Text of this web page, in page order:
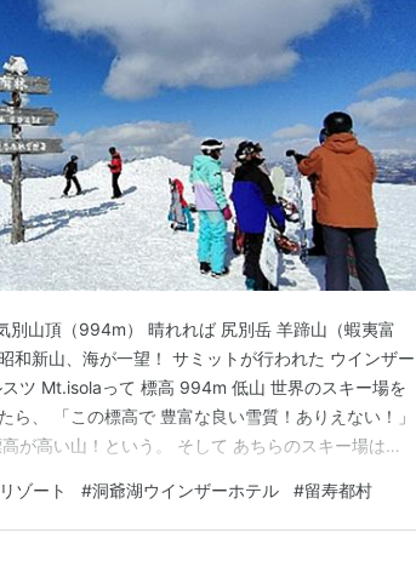
別山頂（994m） 晴れれば 尻別岳 羊蹄山（蝦夷富
和新山、海が一望！ サミットが行われた ウインザー
ツ Mt.isolaって 標高 994m 低山 世界のスキー場を
ら、 「この標高で 豊富な良い雪質！ありえない！」
が高い山！という。 そして あちらのスキー場は
は 北海道みたいな雪質っていう人もいて、 残された
ゾート #洞爺湖ウインザーホテル #留寿都村